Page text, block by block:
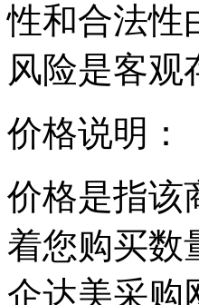
性和合法性
风险是客观
价格说明：
价格是指该
着您购买数
企达美采购